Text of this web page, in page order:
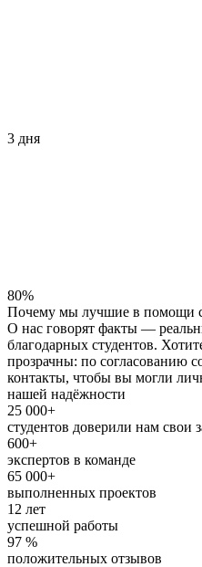
3 дня
80%
Почему мы лучшие в помощи
О нас говорят факты —
благодарных студентов.
прозрачны: по согласованию
контакты, чтобы вы могли
нашей надёжности
25 000+
студентов доверили нам свои
600+
экспертов в команде
65 000+
выполненных проектов
12 лет
успешной работы
97 %
положительных отзывов